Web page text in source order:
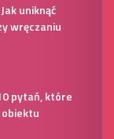
uniknąć
wręczaniu
pytań, które